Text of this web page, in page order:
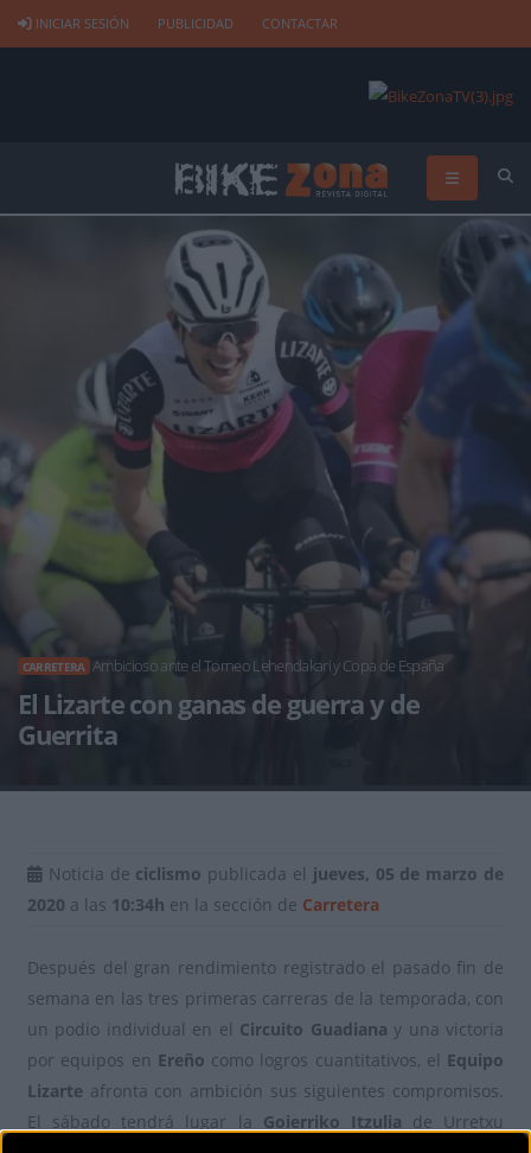
INICIAR SESIÓN PUBLICIDAD CONTACTAR
CARRETERA Ambicioso ante el Torneo Lehendakari y Copa de España
El Lizarte con ganas de guerra y de
Guerrita
Noticia de ciclismo publicada el jueves, 05 de marzo de
2020 a las 10:34h en la sección de Carretera
Después del gran rendimiento registrado el pasado fin de
semana en las tres primeras carreras de la temporada, con
un podio individual en el Circuito Guadiana y una victoria
por equipos en Ereño como logros cuantitativos, el Equipo
Lizarte afronta con ambición sus siguientes compromisos.
El sábado tendrá lugar la Goierriko Itzulia de Urretxu